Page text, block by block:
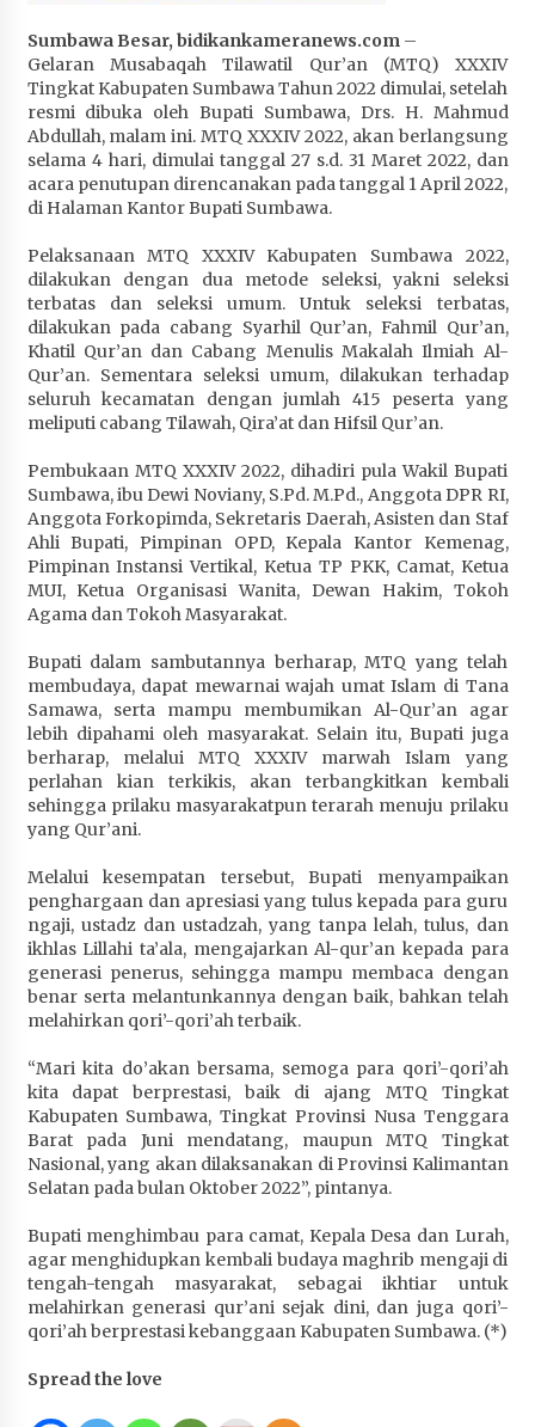
4 minggu ago
Wabup Ansori Apresiasi Rekomendasi dan
Pandangan Fraksi – Fraksi DPRD Sumbawa
4 minggu ago
Bupati Sumbawa Lepas 487 Atlet dari Berbagai
Cabor yang Akan Berjuang pada PORPROV XII
NTB 2026
4 minggu ago
BAZNAS Kabupaten Sumbawa Salurkan Bantuan
Program 100 Mustahik Per Desa di Desa Teluk
Santong
4 minggu ago
Pelatihan PDPP 2026 Bali
4 minggu ago
Terapkan “Polantas Menyapa”, Satlantas Polres
Sumbawa Berupaya Wujudkan Pelayanan
Kepolisian yang Profesional
Capaian Program Pemerintah Kabupaten
Sumbawa Terus Dirasakan Masyarakat
4 minggu ago
Sumbawa Besar, bidikankameranews.com–
Gelaran Musabaqah Tilawatil Qur’an (MTQ) XXXIV
Tingkat Kabupaten Sumbawa Tahun 2022 dimulai, setelah
resmi dibuka oleh Bupati Sumbawa, Drs. H. Mahmud
Abdullah, malam ini. MTQ XXXIV 2022, akan berlangsung
selama 4 hari, dimulai tanggal 27 s.d. 31 Maret 2022, dan
acara penutupan direncanakan pada tanggal 1 April 2022,
di Halaman Kantor Bupati Sumbawa.
Pelaksanaan MTQ XXXIV Kabupaten Sumbawa 2022,
dilakukan dengan dua metode seleksi, yakni seleksi
terbatas dan seleksi umum. Untuk seleksi terbatas,
dilakukan pada cabang Syarhil Qur’an, Fahmil Qur’an,
Khatil Qur’an dan Cabang Menulis Makalah Ilmiah Al-
Qur’an. Sementara seleksi umum, dilakukan terhadap
seluruh kecamatan dengan jumlah 415 peserta yang
meliputi cabang Tilawah, Qira’at dan Hifsil Qur’an.
Pembukaan MTQ XXXIV 2022, dihadiri pula Wakil Bupati
Sumbawa, ibu Dewi Noviany, S.Pd. M.Pd., Anggota DPR RI,
Anggota Forkopimda, Sekretaris Daerah, Asisten dan Staf
Ahli Bupati, Pimpinan OPD, Kepala Kantor Kemenag,
Pimpinan Instansi Vertikal, Ketua TP PKK, Camat, Ketua
MUI, Ketua Organisasi Wanita, Dewan Hakim, Tokoh
Agama dan Tokoh Masyarakat.
Bupati dalam sambutannya berharap, MTQ yang telah
membudaya, dapat mewarnai wajah umat Islam di Tana
Samawa, serta mampu membumikan Al-Qur’an agar
lebih dipahami oleh masyarakat. Selain itu, Bupati juga
berharap, melalui MTQ XXXIV marwah Islam yang
perlahan kian terkikis, akan terbangkitkan kembali
sehingga prilaku masyarakatpun terarah menuju prilaku
yang Qur’ani.
Melalui kesempatan tersebut, Bupati menyampaikan
penghargaan dan apresiasi yang tulus kepada para guru
ngaji, ustadz dan ustadzah, yang tanpa lelah, tulus, dan
ikhlas Lillahi ta’ala, mengajarkan Al-qur’an kepada para
generasi penerus, sehingga mampu membaca dengan
benar serta melantunkannya dengan baik, bahkan telah
melahirkan qori’-qori’ah terbaik.
“Mari kita do’akan bersama, semoga para qori’-qori’ah
kita dapat berprestasi, baik di ajang MTQ Tingkat
Kabupaten Sumbawa, Tingkat Provinsi Nusa Tenggara
Barat pada Juni mendatang, maupun MTQ Tingkat
Nasional, yang akan dilaksanakan di Provinsi Kalimantan
Selatan pada bulan Oktober 2022”, pintanya.
Bupati menghimbau para camat, Kepala Desa dan Lurah,
agar menghidupkan kembali budaya maghrib mengaji di
tengah-tengah masyarakat, sebagai ikhtiar untuk
melahirkan generasi qur’ani sejak dini, dan juga qori’-
qori’ah berprestasi kebanggaan Kabupaten Sumbawa. (*)
Spread the love